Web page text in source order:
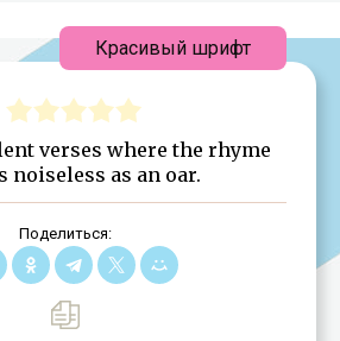
verses where the rhyme
noiseless as an oar.
Поделиться:
Красивый шрифт